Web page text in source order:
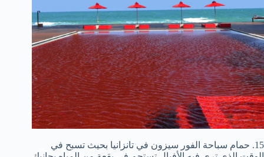
15. حمام سباحة الفور سيزون في تانزانيا بحيث تسبح في